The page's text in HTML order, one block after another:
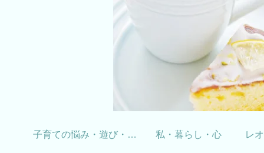
子育ての悩み・遊び・学習 私・暮らし・心 レ